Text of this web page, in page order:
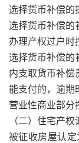
选择货币补偿的
选择货币补偿的
办理产权过户时
选择货币补偿的
内支取货币补
能支付的，逾期
营业性商业部分
（二）住宅产权
被征收房屋认